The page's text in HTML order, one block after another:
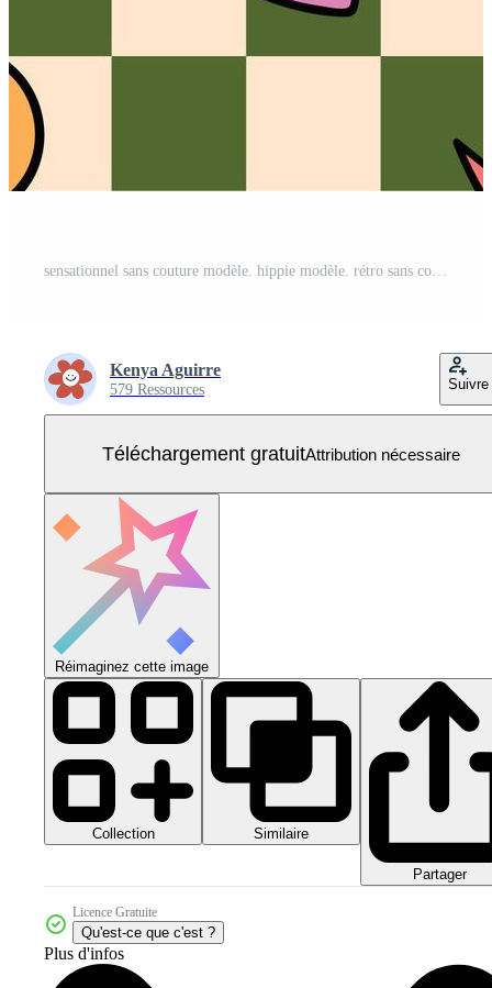
sensationnel sans couture modèle. hippie modèle. rétro sans couture modèle. rétro Contexte. à carreaux modèle Vecteur Gratuit
Kenya Aguirre
579 Ressources Suivre
Téléchargement gratuitAttribution nécessaire
Réimaginez cette image
Collection Similaire
Partager
Licence Gratuite
Qu'est-ce que c'est ?
Plus d'infos